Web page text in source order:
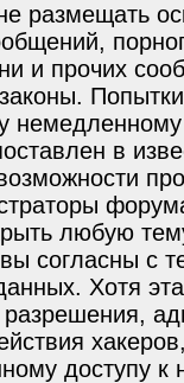
размещать
и прочих
в
любую
согласны с
Хотя
доступу к